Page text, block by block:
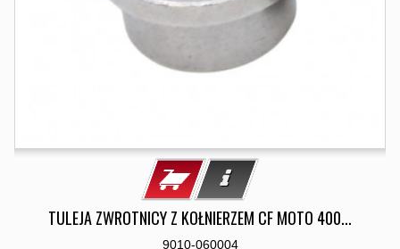
TULEJA ZWROTNICY Z KOŁNIERZEM CF MOTO 400...
9010-060004